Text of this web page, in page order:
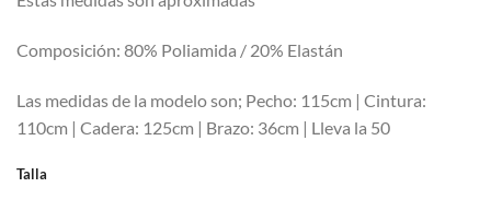
Composición: 80% Poliamida / 20% Elastán
Las medidas de la modelo son; Pecho: 115cm | Cintura:
110cm | Cadera: 125cm | Brazo: 36cm | Lleva la 50
Talla